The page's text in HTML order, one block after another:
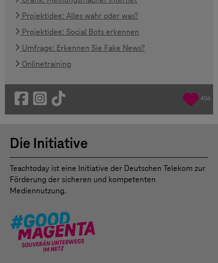
Projektidee: Alles wahr oder was?
Projektidee: Social Bots erkennen
Umfrage: Erkennen Sie Fake News?
Onlinetraining
406
Die Initiative
Teachtoday ist eine Initiative der Deutschen Telekom zur
Förderung der sicheren und kompetenten
Mediennutzung.